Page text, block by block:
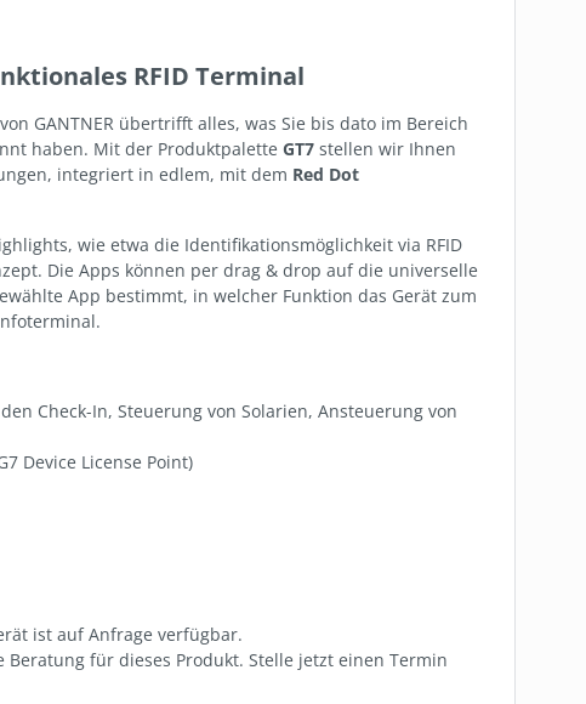
RFID Terminal
von GANTNER übertrifft alles, was Sie bis dato im Bereich
haben. Mit der Produktpalette GT7 stellen wir Ihnen
integriert in edlem, mit dem Red Dot
wie etwa die Identifikationsmöglichkeit via RFID
Die Apps können per drag & drop auf die universelle
App bestimmt, in welcher Funktion das Gerät zum
Check-In, Steuerung von Solarien, Ansteuerung von
Device License Point)
ist auf Anfrage verfügbar.
für dieses Produkt. Stelle jetzt einen Termin